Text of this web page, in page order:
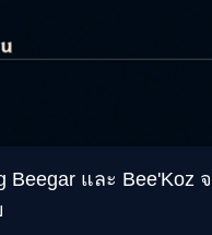
Beegar และ